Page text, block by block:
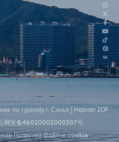
по туризму г. Санья | Hainan ICP
网安备46020002000307号
Политика файлов cookie